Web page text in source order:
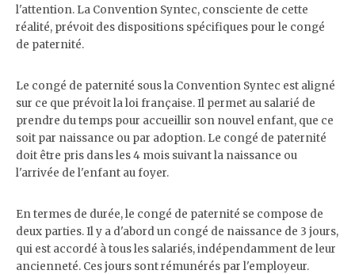
l'attention. La Convention Syntec, consciente de cette
réalité, prévoit des dispositions spécifiques pour le congé
de paternité.
Le congé de paternité sous la Convention Syntec est aligné
sur ce que prévoit la loi française. Il permet au salarié de
prendre du temps pour accueillir son nouvel enfant, que ce
soit par naissance ou par adoption. Le congé de paternité
doit être pris dans les 4 mois suivant la naissance ou
l'arrivée de l'enfant au foyer.
En termes de durée, le congé de paternité se compose de
deux parties. Il y a d'abord un congé de naissance de 3 jours,
qui est accordé à tous les salariés, indépendamment de leur
ancienneté. Ces jours sont rémunérés par l'employeur.